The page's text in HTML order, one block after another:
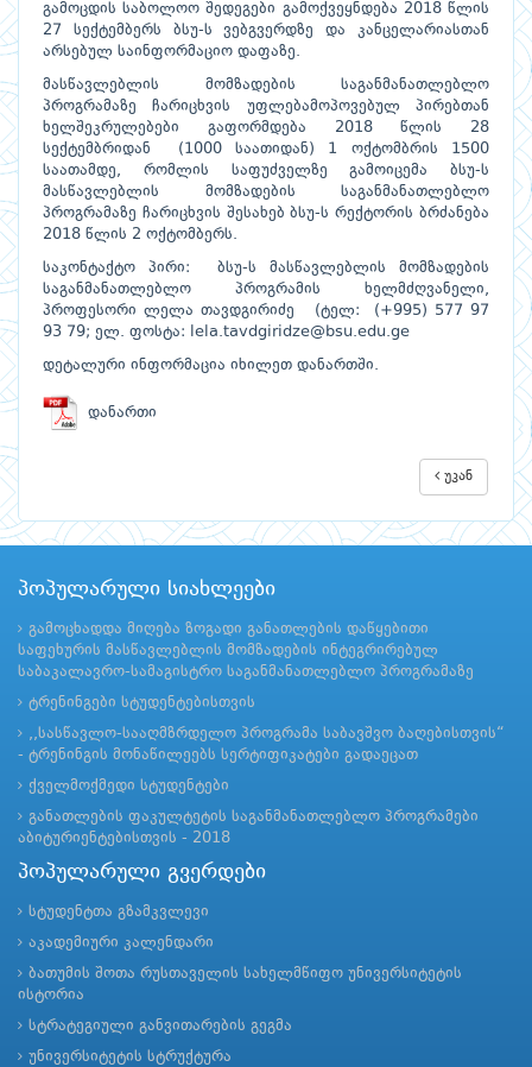
გამოცდის საბოლოო შედეგები გამოქვეყნდება 2018 წლის
27 სექტემბერს ბსუ-ს ვებგვერდზე და კანცელარიასთან
არსებულ საინფორმაციო დაფაზე.
მასწავლებლის მომზადების საგანმანათლებლო
პროგრამაზე ჩარიცხვის უფლებამოპოვებულ პირებთან
ხელშეკრულებები გაფორმდება 2018 წლის 28
სექტემბრიდან (1000 საათიდან) 1 ოქტომბრის 1500
საათამდე, რომლის საფუძველზე გამოიცემა ბსუ-ს
მასწავლებლის მომზადების საგანმანათლებლო
პროგრამაზე ჩარიცხვის შესახებ ბსუ-ს რექტორის ბრძანება
2018 წლის 2 ოქტომბერს.
საკონტაქტო პირი: ბსუ-ს მასწავლებლის მომზადების
საგანმანათლებლო პროგრამის ხელმძღვანელი,
პროფესორი ლელა თავდგირიძე (ტელ: (+995) 577 97
93 79; ელ. ფოსტა: lela.tavdgiridze@bsu.edu.ge
დეტალური ინფორმაცია იხილეთ დანართში.
დანართი
უკან
პოპულარული სიახლეები
გამოცხადდა მიღება ზოგადი განათლების დაწყებითი
საფეხურის მასწავლებლის მომზადების ინტეგრირებულ
საბაკალავრო-სამაგისტრო საგანმანათლებლო პროგრამაზე
ტრენინგები სტუდენტებისთვის
,,სასწავლო-სააღმზრდელო პროგრამა საბავშვო ბაღებისთვის“
- ტრენინგის მონაწილეებს სერტიფიკატები გადაეცათ
ქველმოქმედი სტუდენტები
განათლების ფაკულტეტის საგანმანათლებლო პროგრამები
აბიტურიენტებისთვის - 2018
პოპულარული გვერდები
სტუდენტთა გზამკვლევი
აკადემიური კალენდარი
ბათუმის შოთა რუსთაველის სახელმწიფო უნივერსიტეტის
ისტორია
სტრატეგიული განვითარების გეგმა
უნივერსიტეტის სტრუქტურა